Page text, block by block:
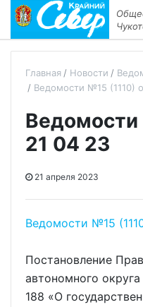
Главная Новости
Ведомости №15 (1110)
Ведомости
21 04 23
21 апреля 2023
Ведомости №15
Постановление
автономного
188 «О